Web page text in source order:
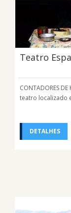
Teatro
CONTADORES
teatro localizado
DETALHES